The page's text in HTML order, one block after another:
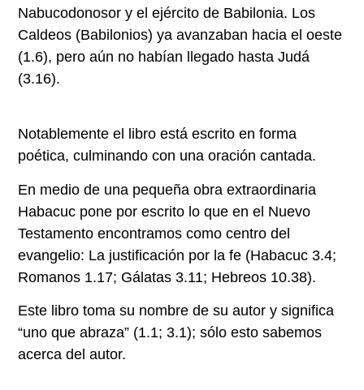
Nabucodonosor y el ejército de Babilonia. Los
Caldeos (Babilonios) ya avanzaban hacia el oeste
(1.6), pero aún no habían llegado hasta Judá
(3.16).
Notablemente el libro está escrito en forma
poética, culminando con una oración cantada.
En medio de una pequeña obra extraordinaria
Habacuc pone por escrito lo que en el Nuevo
Testamento encontramos como centro del
evangelio: La justificación por la fe (Habacuc 3.4;
Romanos 1.17; Gálatas 3.11; Hebreos 10.38).
Este libro toma su nombre de su autor y significa
“uno que abraza” (1.1; 3.1); sólo esto sabemos
acerca del autor.